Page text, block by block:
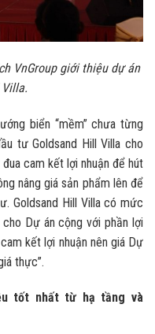
VnGroup giới thiệu dự án
biển “mềm” chưa từng
tư Goldsand Hill Villa cho
cam kết lợi nhuận để hút
nâng giá sản phẩm lên để
Goldsand Hill Villa có mức
Dự án cộng với phần lợi
kết lợi nhuận nên giá Dự
thực”.
tốt nhất từ hạ tầng và